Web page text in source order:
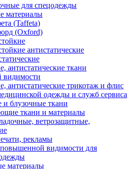
для спецодежды
материалы
(Taffeta)
(Oxford)
антистатические
антистатические ткани
антистатические трикотаж и флис
одежды и служб сервиса
блузочные ткани
ткани и материалы
ветрозащитные,
рекламы
видимости для
материалы